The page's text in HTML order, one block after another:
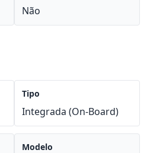
Não
Tipo
Integrada (On-Board)
Modelo